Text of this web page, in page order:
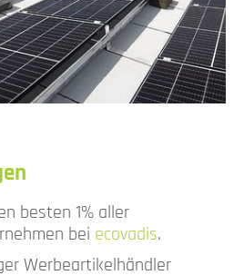
besten 1% aller
bei ecovadis.
Werbeartikelhändler